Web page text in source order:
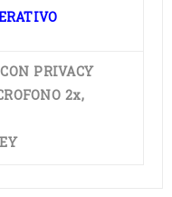
PRIVACY
2x,